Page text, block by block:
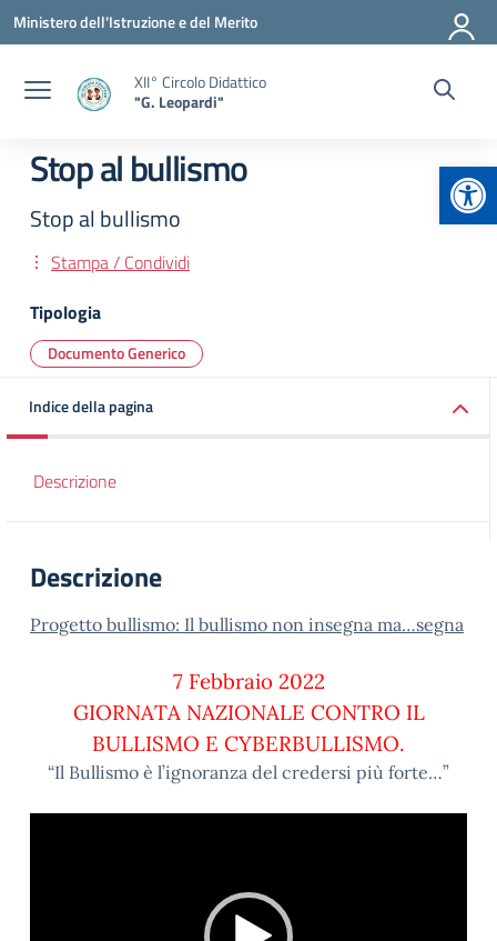
Vai ai contenuti
Vai al menu di navigazione
Vai al footer
Ministero dell'Istruzione e del Merito
XII° Circolo Didattico
"G. Leopardi"
Stop al bullismo
Stop al bullismo
Stampa / Condividi
Tipologia
Documento Generico
Indice della pagina
Descrizione
Descrizione
Progetto bullismo: Il bullismo non insegna ma…segna
7 Febbraio 2022
GIORNATA NAZIONALE CONTRO IL
BULLISMO E CYBERBULLISMO.
“Il Bullismo è l’ignoranza del credersi più forte…”